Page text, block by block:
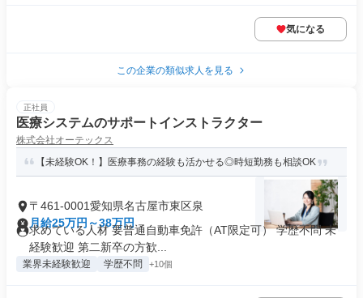
気になる
この企業の類似求人を見る
正社員
医療システムのサポートインストラクター
株式会社オーテックス
【未経験OK！】医療事務の経験も活かせる◎時短勤務も相談OK
〒461-0001愛知県名古屋市東区泉
月給25万円～38万円
求めている人材 要普通自動車免許（AT限定可） 学歴不問 未
経験歓迎 第二新卒の方歓...
業界未経験歓迎 学歴不問 +10個